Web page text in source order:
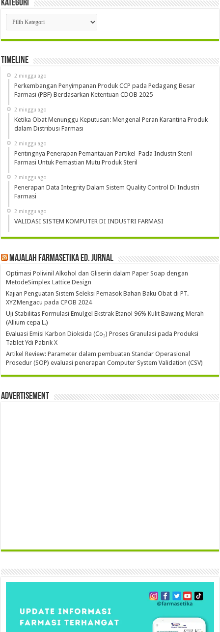
Kategori
Kategori
Timeline
2 minggu ago
Perkembangan Penyimpanan Produk CCP pada Pedagang Besar
Farmasi (PBF) Berdasarkan Ketentuan CDOB 2025
2 minggu ago
Ketika Obat Menunggu Keputusan: Mengenal Peran Karantina Produk
dalam Distribusi Farmasi
2 minggu ago
Pentingnya Penerapan Pemantauan Partikel Pada Industri Steril
Farmasi Untuk Pemastian Mutu Produk Steril
2 minggu ago
Penerapan Data Integrity Dalam Sistem Quality Control Di Industri
Farmasi
2 minggu ago
VALIDASI SISTEM KOMPUTER DI INDUSTRI FARMASI
Majalah Farmasetika Ed. Jurnal
Optimasi Polivinil Alkohol dan Gliserin dalam Paper Soap dengan
MetodeSimplex Lattice Design
Kajian Penguatan Sistem Seleksi Pemasok Bahan Baku Obat di PT.
XYZMengacu pada CPOB 2024
Uji Stabilitas Formulasi Emulgel Ekstrak Etanol 96% Kulit Bawang Merah
(Allium cepa L.)
Evaluasi Emisi Karbon Dioksida (Co₂) Proses Granulasi pada Produksi
Tablet Ydi Pabrik X
Artikel Review: Parameter dalam pembuatan Standar Operasional
Prosedur (SOP) evaluasi penerapan Computer System Validation (CSV)
Advertisement